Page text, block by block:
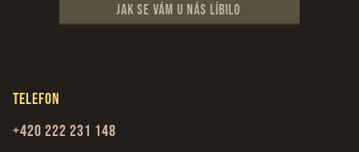
Jak se vám u nás líbilo
Telefon
+420 222 231 148